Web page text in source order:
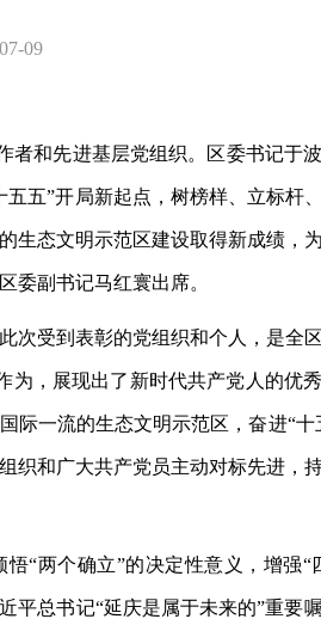
09
者和先进基层党组织。区委书记于
五”开局新起点，树榜样、立标杆
生态文明示范区建设取得新成绩，
委副书记马红寰出席。
次受到表彰的党组织和个人，是全区
为，展现出了新时代共产党人的优
际一流的生态文明示范区，奋进“十
织和广大共产党员主动对标先进，
悟“两个确立”的决定性意义，增强“
平总书记“延庆是属于未来的”重要